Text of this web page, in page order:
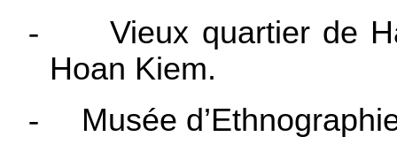
-
Vieux quartier de
Hoan Kiem.
-
Musée